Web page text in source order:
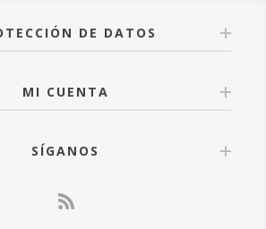
DE DATOS
MI CUENTA
SÍGANOS